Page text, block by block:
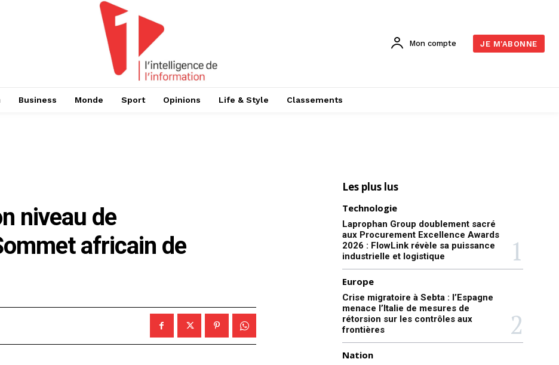
Mon compte JE M'ABONNE
Business Monde Sport Opinions Life & Style Classements
niveau de
africain de
Les plus lus
Technologie
Laprophan Group doublement sacré
aux Procurement Excellence Awards
2026 : FlowLink révèle sa puissance
industrielle et logistique
Europe
Crise migratoire à Sebta : l’Espagne
menace l’Italie de mesures de
rétorsion sur les contrôles aux
frontières
Nation